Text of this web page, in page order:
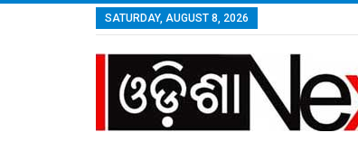
SATURDAY, AUGUST 8, 2026